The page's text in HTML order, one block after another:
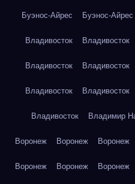
Буэнос-Айрес Буэнос-Айрес
Владивосток Владивосток
Владивосток Владивосток
Владивосток Владивосток
Владивосток Владимир
Воронеж Воронеж Воронеж
Воронеж Воронеж Воронеж